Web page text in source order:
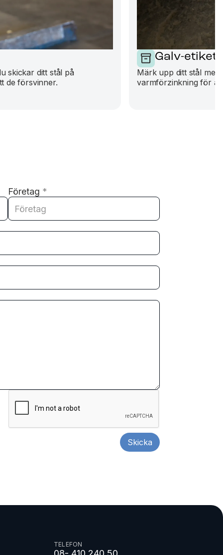
skickar ditt stål på
de försvinner.
Galv-etikett
Märk upp ditt stål med
varmförzinkning för
Företag *
TELEFON